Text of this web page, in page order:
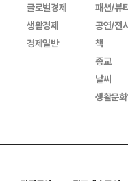
글로벌경제
생활경제
경제일반
패션/뷰
공연/전
책
종교
날씨
생활문